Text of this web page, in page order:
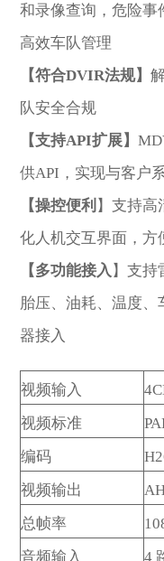
和录像查询，危险事
高效车队管理
【符合DVIR法规】
队安全合规
【支持API扩展】
供API，实现与客户
【操控便利 】支持高
化人机交互界面，
【多功能接入 】支持
胎压、油耗、温度
器接入
视频输入
视频标准
编码
视频输出
总帧率
音频输入
4